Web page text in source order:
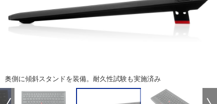
奥側に傾斜スタンドを装備。耐久性試験も実施済み